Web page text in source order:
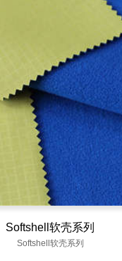
Softshell软壳系列
Softshell软壳系列